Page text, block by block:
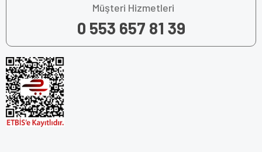
Müşteri Hizmetleri
0 553 657 81 39